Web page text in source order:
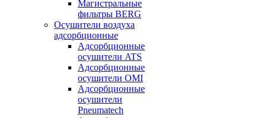
Магистральные
фильтры BERG
Осушители воздуха
адсорбционные
Адсорбционные
осушители ATS
Адсорбционные
осушители OMI
Адсорбционные
осушители
Pneumatech